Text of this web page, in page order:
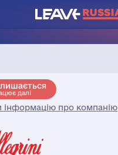
далі
інформацію про компанію